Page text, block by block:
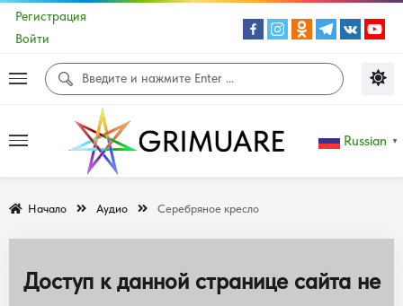
Регистрация
Войти
Russian ▼
Начало Аудио Серебряное кресло
Доступ к данной странице сайта не